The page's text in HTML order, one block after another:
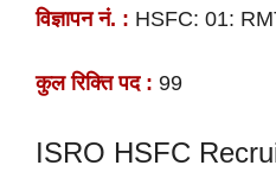
विज्ञापन नं. : HSFC: 01:
कुल रिक्ति पद : 99
ISRO HSFC